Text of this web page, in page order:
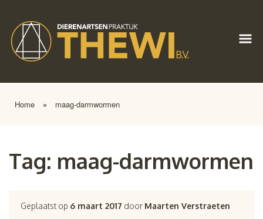
Home » maag-darmwormen
Tag: maag-darmwormen
Geplaatst op 6 maart 2017 door Maarten Verstraeten